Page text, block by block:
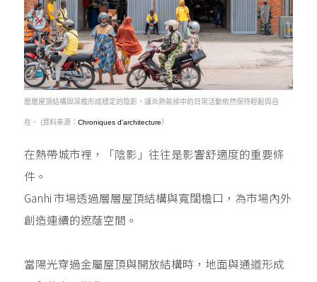
層層屋頂結構與深檐形成穩定的陰影，讓炎熱氣候中的日常活動依然保持輕鬆與自
在。 (資料來源：Chroniques d'architecture）
在熱帶城市裡，「陰影」往往是影響舒適度的重要條
件。
Ganhi 市場透過層層屋頂結構與寬闊檐口，為市場內外
創造連續的遮蔭空間。
當陽光穿過金屬屋頂與開放結構時，地面與通道形成